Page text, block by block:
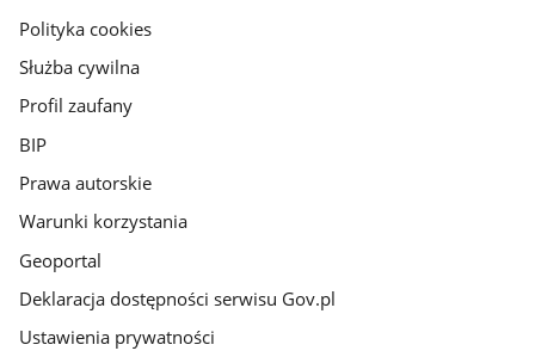
gov.pl
Polityka cookies
Służba cywilna
Profil zaufany
BIP
Prawa autorskie
Warunki korzystania
Geoportal
Deklaracja dostępności serwisu Gov.pl
Ustawienia prywatności